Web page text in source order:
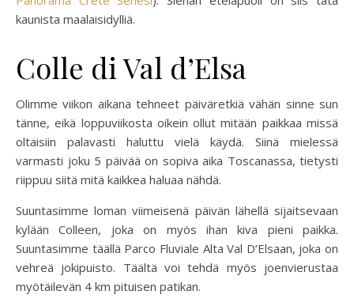
kaunista maalaisidylliä.
Colle di Val d’Elsa
Olimme viikon aikana tehneet päiväretkiä vähän sinne sun
tänne, eikä loppuviikosta oikein ollut mitään paikkaa missä
oltaisiin palavasti haluttu vielä käydä. Siinä mielessä
varmasti joku 5 päivää on sopiva aika Toscanassa, tietysti
riippuu siitä mitä kaikkea haluaa nähdä.
Suuntasimme loman viimeisenä päivän lähellä sijaitsevaan
kylään Colleen, joka on myös ihan kiva pieni paikka.
Suuntasimme täällä Parco Fluviale Alta Val D’Elsaan, joka on
vehreä jokipuisto. Täältä voi tehdä myös joenvierustaa
myötäilevän 4 km pituisen patikan.